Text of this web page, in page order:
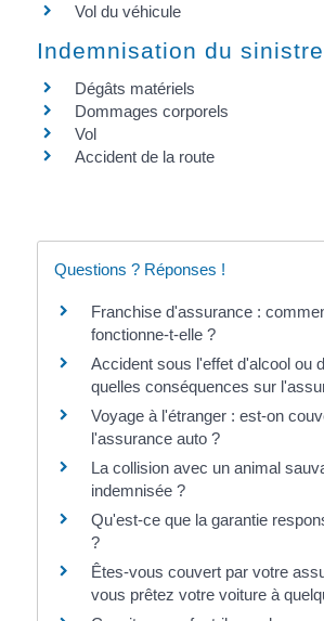
Vol du véhicule
Indemnisation du sinistre
Dégâts matériels
Dommages corporels
Vol
Accident de la route
Questions ? Réponses !
Franchise d'assurance :
fonctionne-t-elle ?
Accident sous l'effet d'alcool ou
quelles conséquences sur
Voyage à l'étranger : est-on
l'assurance auto ?
La collision avec un animal
indemnisée ?
Qu'est-ce que la garantie
?
Êtes-vous couvert par votre
vous prêtez votre voiture à